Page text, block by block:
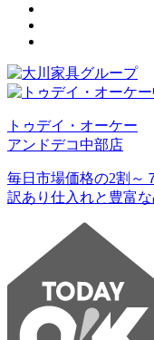
トゥデイ・オーケー
アンドデコ中部店
毎日市場価格の2割～
訳あり仕入れと豊富な